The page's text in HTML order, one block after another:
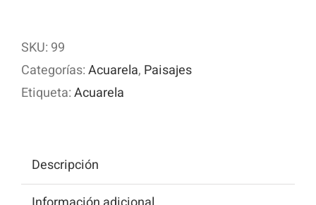
trigal
cantidad
SKU: 99
Categorías:Acuarela, Paisajes
Etiqueta:Acuarela
Descripción